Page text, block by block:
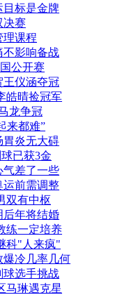
目标是金牌
决赛
理课程
不影响备战
公开赛
王仪涵夺冠
皓晴捡冠军
龙争冠
来都难”
胃炎无大碍
已获3金
气差了一些
运前需调整
双有中枢
后年将结婚
练一定培养
科"人来疯"
爆冷几率几何
球选手挑战
马琳遇克星